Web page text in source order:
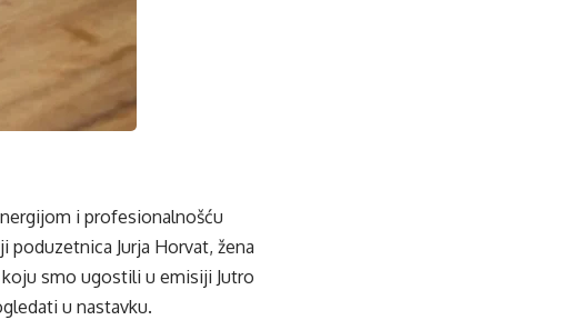
i profesionalnošću
Jurja Horvat, žena
smo ugostili u emisiji Jutro
u nastavku.